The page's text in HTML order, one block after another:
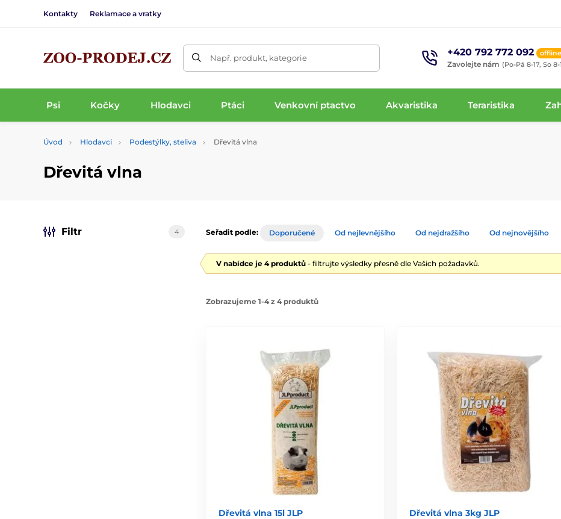
Kontakty Reklamace a vratky
Např. produkt, kategorie +420 792 772 092 offline
Zavolejte nám (Po-Pá 8-17, So 8-
Psi Kočky Hlodavci Ptáci Venkovní ptactvo Akvaristika Teraristika
Úvod Hlodavci Podestýlky, steliva Dřevitá vlna
Dřevitá vlna
Filtr 4 Seřadit podle: Doporučené Od nejlevnějšího Od nejdražšího Od nejnovějšího
V nabídce je 4 produktů - filtrujte výsledky přesně dle Vašich požadavků.
Zobrazujeme 1-4 z 4 produktů
Dřevitá vlna 15l JLP Dřevitá vlna 3kg JLP